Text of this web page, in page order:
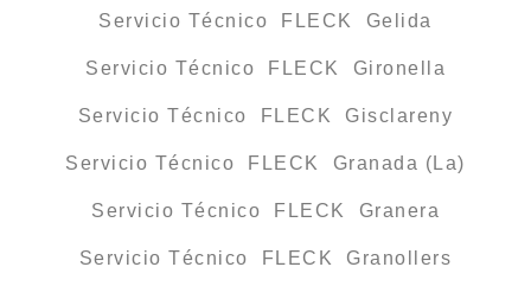
Servicio Técnico FLECK Gelida
Servicio Técnico FLECK Gironella
Servicio Técnico FLECK Gisclareny
Servicio Técnico FLECK Granada (La)
Servicio Técnico FLECK Granera
Servicio Técnico FLECK Granollers